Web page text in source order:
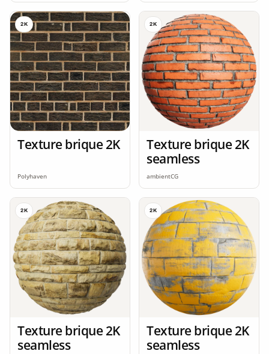
2K
Texture brique 2K
Polyhaven
2K
Texture brique 2K
seamless
ambientCG
2K
Texture brique 2K
seamless
2K
Texture brique 2K
seamless